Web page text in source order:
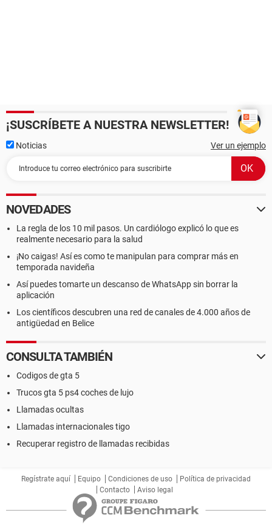
¡SUSCRÍBETE A NUESTRA NEWSLETTER!
Noticias Ver un ejemplo
NOVEDADES
La regla de los 10 mil pasos. Un cardiólogo explicó lo que es
realmente necesario para la salud
¡No caigas! Así es como te manipulan para comprar más en
temporada navideña
Así puedes tomarte un descanso de WhatsApp sin borrar la
aplicación
Los científicos descubren una red de canales de 4.000 años de
antigüedad en Belice
CONSULTA TAMBIÉN
Codigos de gta 5
Trucos gta 5 ps4 coches de lujo
Llamadas ocultas
Llamadas internacionales tigo
Recuperar registro de llamadas recibidas
Regístrate aquí Equipo Condiciones de uso
Política de privacidad
Contacto
Aviso legal